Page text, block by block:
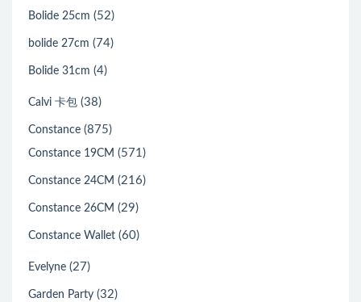
Bolide 25cm (52)
bolide 27cm (74)
Bolide 31cm (4)
Calvi 卡包 (38)
Constance (875)
Constance 19CM (571)
Constance 24CM (216)
Constance 26CM (29)
Constance Wallet (60)
Evelyne (27)
Garden Party (32)